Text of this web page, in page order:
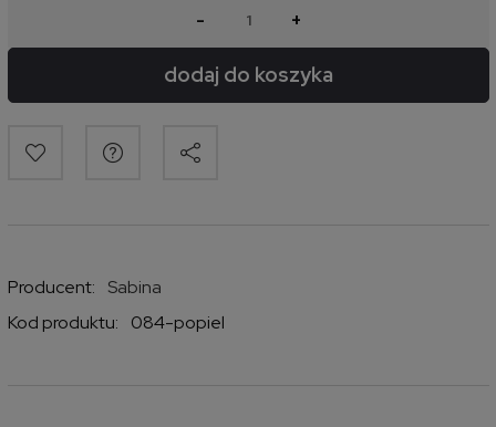
- +
dodaj do koszyka
Producent:
Sabina
Kod produktu:
084-popiel